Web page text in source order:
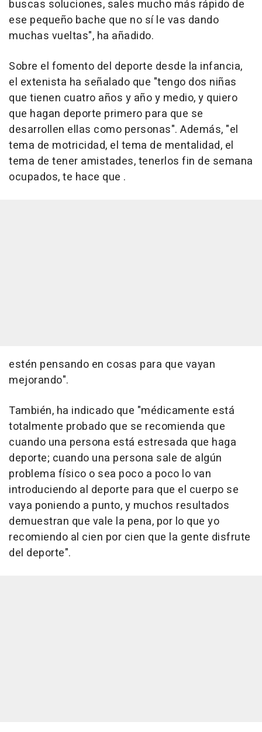
buscas soluciones, sales mucho más rápido de
ese pequeño bache que no sí le vas dando
muchas vueltas", ha añadido.
Sobre el fomento del deporte desde la infancia,
el extenista ha señalado que "tengo dos niñas
que tienen cuatro años y año y medio, y quiero
que hagan deporte primero para que se
desarrollen ellas como personas". Además, "el
tema de motricidad, el tema de mentalidad, el
tema de tener amistades, tenerlos fin de semana
ocupados, te hace que .
estén pensando en cosas para que vayan
mejorando".
También, ha indicado que "médicamente está
totalmente probado que se recomienda que
cuando una persona está estresada que haga
deporte; cuando una persona sale de algún
problema físico o sea poco a poco lo van
introduciendo al deporte para que el cuerpo se
vaya poniendo a punto, y muchos resultados
demuestran que vale la pena, por lo que yo
recomiendo al cien por cien que la gente disfrute
del deporte".